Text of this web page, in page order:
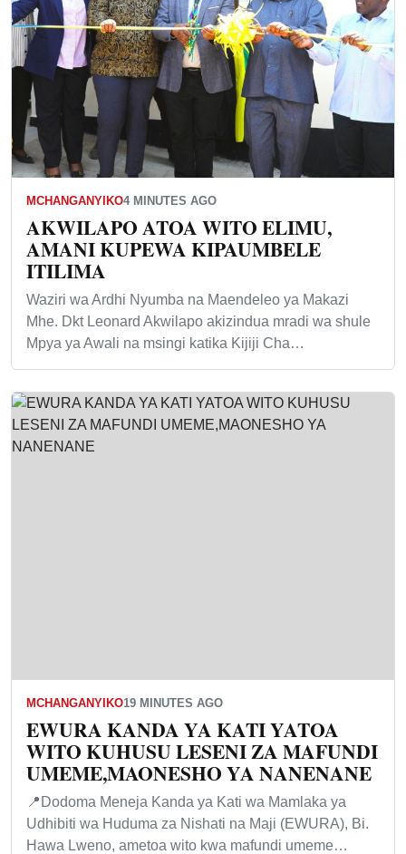
MCHANGANYIKO4 MINUTES AGO
AKWILAPO ATOA WITO ELIMU,
AMANI KUPEWA KIPAUMBELE
ITILIMA
Waziri wa Ardhi Nyumba na Maendeleo ya Makazi
Mhe. Dkt Leonard Akwilapo akizindua mradi wa shule
Mpya ya Awali na msingi katika Kijiji Cha…
MCHANGANYIKO19 MINUTES AGO
EWURA KANDA YA KATI YATOA
WITO KUHUSU LESENI ZA MAFUNDI
UMEME,MAONESHO YA NANENANE
📍Dodoma Meneja Kanda ya Kati wa Mamlaka ya
Udhibiti wa Huduma za Nishati na Maji (EWURA), Bi.
Hawa Lweno, ametoa wito kwa mafundi umeme…